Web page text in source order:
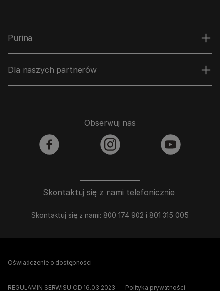
Purina
Dla naszych partnerów
Skontaktuj się z nami telefonicznie
Skontaktuj się z nami: 800 174 902 i 801 315 005
Obserwuj nas
facebook instagram youtube
Oświadczenie o dostępności
REGULAMIN SERWISU OD 16.03.2023 Polityka prywatności